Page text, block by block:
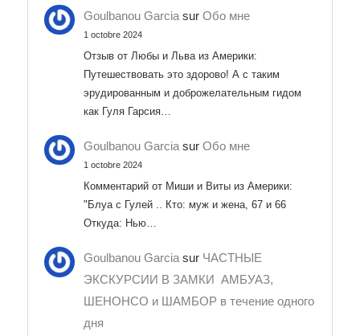
Goulbanou Garcia surОбо мне
1 octobre 2024
Отзыв от Любы и Льва из Америки:
Путешествовать это здорово! А с таким
эрудированным и доброжелательным гидом
как Гуля Гарсия…
Goulbanou Garcia surОбо мне
1 octobre 2024
Комментарий от Миши и Виты из Америки:
"Блуа с Гулей .. Кто: муж и жена, 67 и 66
Откуда: Нью…
Goulbanou Garcia sur ЧАСТНЫЕ
ЭКСКУРСИИ В ЗАМКИ АМБУАЗ,
ШЕНОНСО и ШАМБОР в течение одного
дня